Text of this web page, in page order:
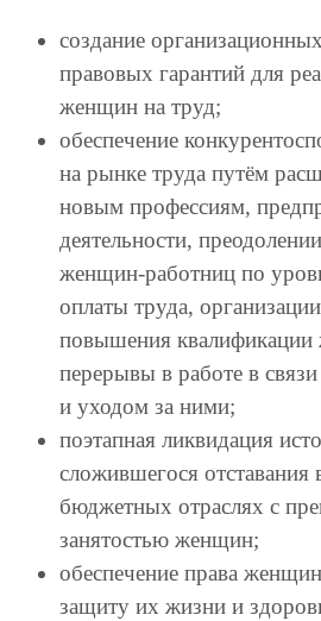
создание
правовых гарантий для
женщин на труд;
обеспечение
на рынке труда путём
новым профессиям,
деятельности,
женщин-работниц по
оплаты труда,
повышения
перерывы в работе в
и уходом за ними;
поэтапная ликвидация
сложившегося отставания
бюджетных отраслях с
занятостью женщин;
обеспечение права
защиту их жизни и